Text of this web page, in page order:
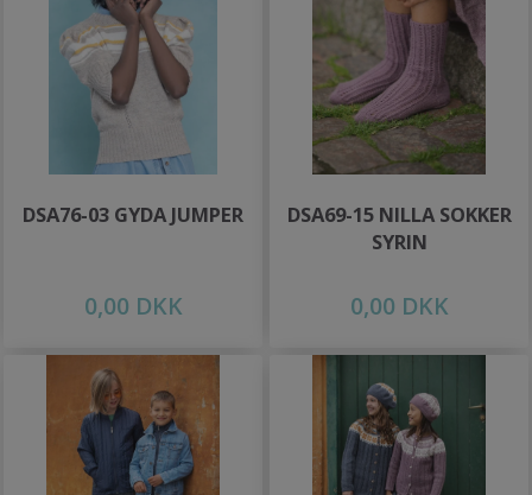
DSA76-03 GYDA JUMPER
0,00 DKK
DSA69-15 NILLA SOKKER
SYRIN
0,00 DKK